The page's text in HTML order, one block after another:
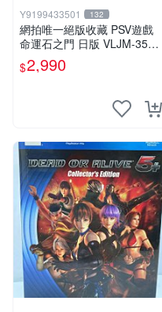
Y9199433501 132
網拍唯一絕版收藏 PSV遊戲
命運石之門 日版 VLJM-3502
$2,990